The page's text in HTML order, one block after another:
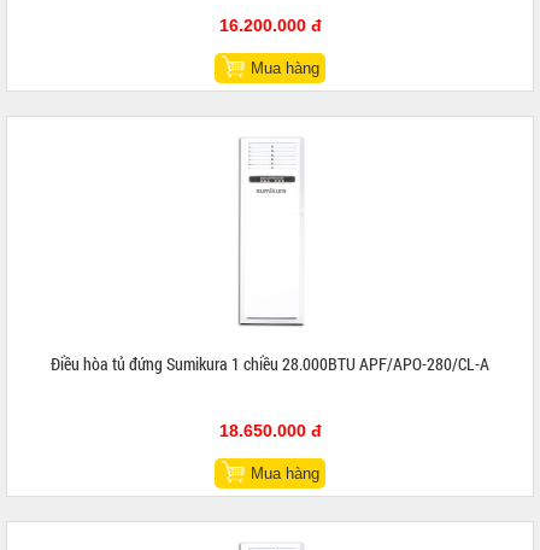
16.200.000 đ
Mua hàng
Điều hòa tủ đứng Sumikura 1 chiều 28.000BTU APF/APO-280/CL-A
18.650.000 đ
Mua hàng